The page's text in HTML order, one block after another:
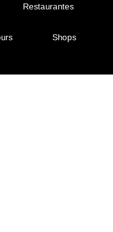
Restaurantes
Shops